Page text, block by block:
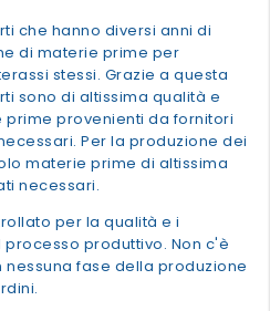
che hanno diversi anni di
di materie prime per
stessi. Grazie a questa
sono di altissima qualità e
provenienti da fornitori
Per la produzione dei
materie prime di altissima
necessari.
per la qualità e i
produttivo. Non c'è
fase della produzione